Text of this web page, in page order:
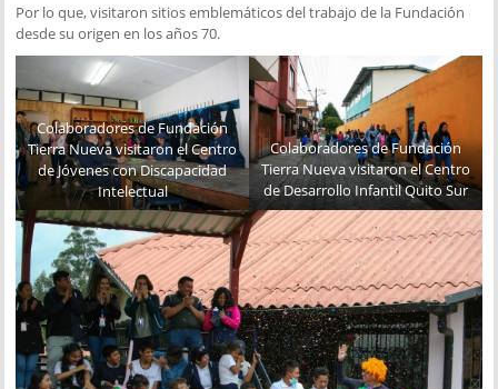
Por lo que, visitaron sitios emblemáticos del trabajo de la Fundación
desde su origen en los años 70.
Colaboradores de Fundación
Tierra Nueva visitaron el Centro
de Jóvenes con Discapacidad
Intelectual
Colaboradores de Fundación
Tierra Nueva visitaron el Centro
de Desarrollo Infantil Quito Sur